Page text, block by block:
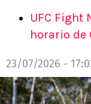
UFC Fight
horario de
23/07/2026 -